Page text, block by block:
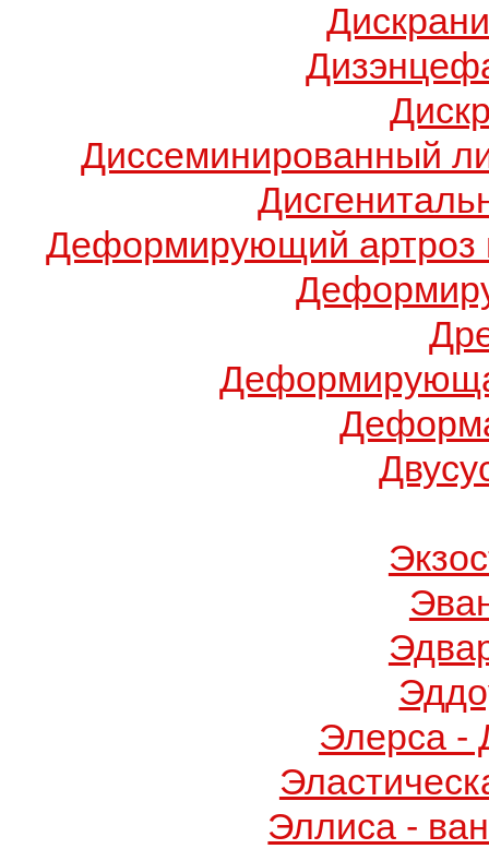
Диссеминированный
Деформирующий артроз
Элерса -
Эллиса -